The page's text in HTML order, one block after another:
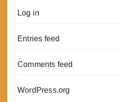
Log in
Entries feed
Comments feed
WordPress.org